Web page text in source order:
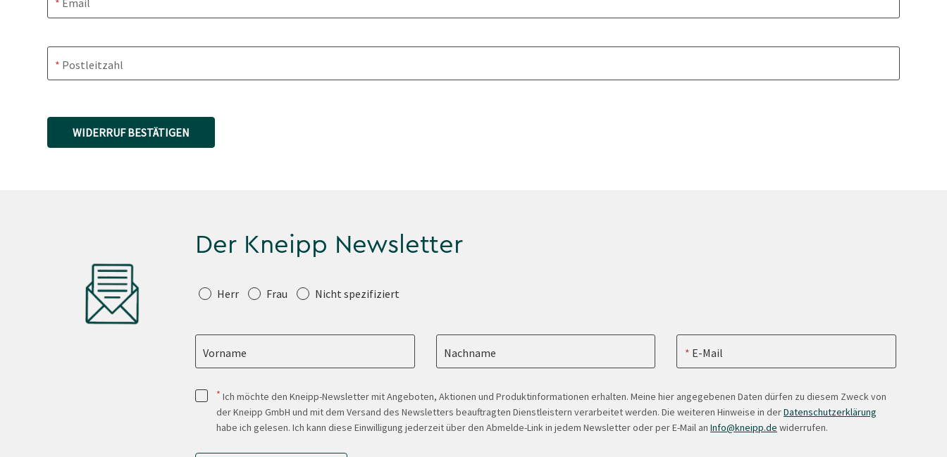
Postleitzahl
WIDERRUF BESTÄTIGEN
Der Kneipp Newsletter
Anrede
Herr Frau Nicht spezifiziert
Vorname Nachname E-Mail
* Ich möchte den Kneipp-Newsletter mit Angeboten, Aktionen und Produktinformationen erhalten. Meine hier angegebenen Daten dürfen zu diesem Zweck von
der Kneipp GmbH und mit dem Versand des Newsletters beauftragten Dienstleistern verarbeitet werden. Die weiteren Hinweise in derDatenschutzerklärung
habe ich gelesen. Ich kann diese Einwilligung jederzeit über den Abmelde-Link in jedem Newsletter oder per E-Mail an Info@kneipp.de widerrufen.